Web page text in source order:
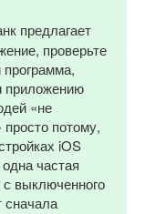
предлагает
проверьте
приложению
«не
потому,
iOS
частая
с выключенного
сначала